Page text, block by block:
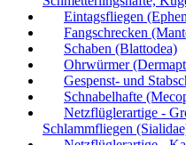
Eintagsfliegen
Fangschrecken
Schaben (Blattodea)
Ohrwürmer
Gespenst- und
Schnabelhafte
Netzflüglerartige -
Schlammfliegen